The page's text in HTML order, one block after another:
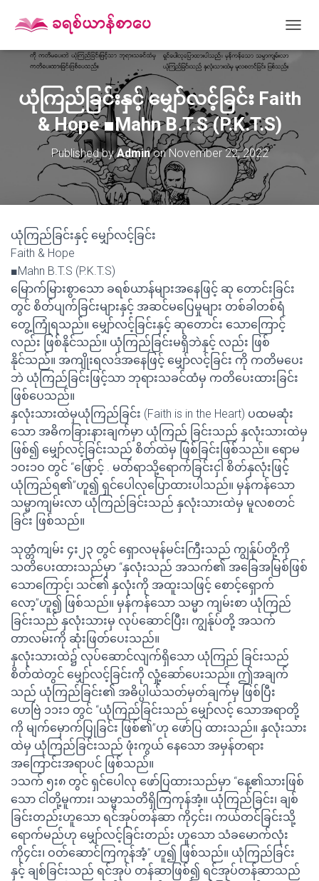
O
L
E
A
ယုံကြည်ခြင်းနှင့် မျှော်လင့်ခြင်း Faith
& Hope ■Mahn B.T.S (P.K.T.S)
Published byAdminonNovember 22, 2022
ယုံကြည်ခြင်းနှင့် မျှော်လင့်ခြင်း
Faith & Hope
■Mahn B.T.S (P.K.T.S)
မြောက်မြားစွာသော ခရစ်ယာန်များအနေဖြင့် ဆု တောင်းခြင်း
တွင် စိတ်ပျက်ခြင်းများနှင့် အဆင်မပြေမှုများ တစ်ခါတစ်ရံ
တွေ့ကြုံရသည်။ မျှော်လင့်ခြင်းနှင့် ဆုတောင်း သောကြောင့်
လည်း ဖြစ်နိုင်သည်။ ယုံကြည်ခြင်းမရှိဘဲနှင့် လည်း ဖြစ်
နိုင်သည်။ အကျိုးရလဒ်အနေဖြင့် မျှော်လင့်ခြင်း ကို ကတိမပေး
ဘဲ ယုံကြည်ခြင်းဖြင့်သာ ဘုရားသခင်ထံမှ ကတိပေးထားခြင်း
ဖြစ်ပေသည်။
နှလုံးသားထဲမှယုံကြည်ခြင်း (Faith is in the Heart) ပထမဆုံး
သော အဓိကခြားနားချက်မှာ ယုံကြည် ခြင်းသည် နှလုံးသားထဲမှ
ဖြစ်၍ မျှော်လင့်ခြင်းသည် စိတ်ထဲမှ ဖြစ်ခြင်းဖြစ်သည်။ ရောမ
၁ဝး၁ဝ တွင် “ဖြောင့် . မတ်ရာသို့ရောက်ခြင်းငှါ စိတ်နှလုံးဖြင့်
ယုံကြည်ရ၏”ဟူ၍ ရှင်ပေါလုပြောထားပါသည်။ မှန်ကန်သော
သမ္မာကျမ်းလာ ယုံကြည်ခြင်းသည် နှလုံးသားထဲမှ မူလစတင်
ခြင်း ဖြစ်သည်။
သုတ္တံကျမ်း ၄း၂၃ တွင် ရှောလမုန်မင်းကြီးသည် ကျွန်ုပ်တို့ကို
သတိပေးထားသည်မှာ “နှလုံးသည် အသက်၏ အခြေအမြစ်ဖြစ်
သောကြောင့်၊ သင်၏ နှလုံးကို အထူးသဖြင့် စောင့်ရှောက်
လော့”ဟူ၍ ဖြစ်သည်။ မှန်ကန်သော သမ္မာ ကျမ်းစာ ယုံကြည်
ခြင်းသည် နှလုံးသားမှ လုပ်ဆောင်ပြီး၊ ကျွန်ုပ်တို့ အသက်
တာလမ်းကို ဆုံးဖြတ်ပေးသည်။
နှလုံးသားထဲ၌ လုပ်ဆောင်လျက်ရှိသော ယုံကြည် ခြင်းသည်
စိတ်ထဲတွင် မျှော်လင့်ခြင်းကို လှုံ့ဆော်ပေးသည်။ ဤအချက်
သည် ယုံကြည်ခြင်း၏ အဓိပ္ပါယ်သတ်မှတ်ချက်မှ ဖြစ်ပြီး
ဟေဗြဲ ၁၁း၁ တွင် “ယုံကြည်ခြင်းသည် မျှော်လင့် သောအရာတို့
ကို မျက်မှောက်ပြုခြင်း ဖြစ်၏”ဟု ဖော်ပြ ထားသည်။ နှလုံးသား
ထဲမှ ယုံကြည်ခြင်းသည် ဖုံးကွယ် နေသော အမှန်တရား
အကြောင်းအရာပင် ဖြစ်သည်။
၁သက် ၅း၈ တွင် ရှင်ပေါလု ဖော်ပြထားသည်မှာ “နေ့၏သားဖြစ်
သော ငါတို့မူကား၊ သမ္မာသတိရှိကြကုန်အံ့။ ယုံကြည်ခြင်း၊ ချစ်
ခြင်းတည်းဟူသော ရင်အုပ်တန်ဆာ ကို၄င်း၊ ကယ်တင်ခြင်းသို့
ရောက်မည်ဟု မျှော်လင့်ခြင်းတည်း ဟူသော သံခမောက်လုံး
ကို၄င်း၊ ဝတ်ဆောင်ကြကုန်အံ့” ဟူ၍ ဖြစ်သည်။ ယုံကြည်ခြင်း
နှင့် ချစ်ခြင်းသည် ရင်အုပ် တန်ဆာဖြစ်၍ ရင်အုပ်တန်ဆာသည်